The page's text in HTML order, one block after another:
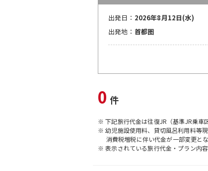
出発日： 2026年8月12日(水)
出発地： 首都圏
0 件
※ 下記旅行代金は往復JR（基準JR乗車
※ 幼児施設使用料、貸切風呂利用料等
消費税増税に伴い代金が一部変更と
※ 表示されている旅行代金・プラン内